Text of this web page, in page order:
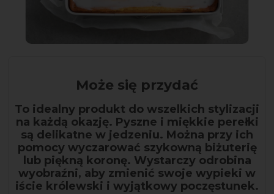
Może się przydać
To idealny produkt do wszelkich stylizacji
na każdą okazję. Pyszne i miękkie perełki
są delikatne w jedzeniu. Można przy ich
pomocy wyczarować szykowną biżuterię
lub piękną koronę. Wystarczy odrobina
wyobraźni, aby zmienić swoje wypieki w
iście królewski i wyjątkowy poczęstunek.